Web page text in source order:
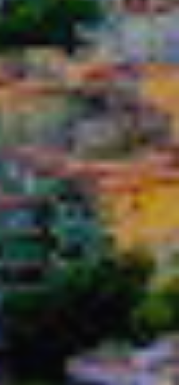
du comportement des
collectées via ce
pour mesurer l'activité du
de navigation des
améliorations basées sur
effectuée par les
permettent de
préférence de l'utilisateur
services et offrir une
produits recommandés.
stocker des informations sur
de l'utilisateur
de ses habitudes de
pouvons connaître les
Web et afficher des
de l'utilisateur.